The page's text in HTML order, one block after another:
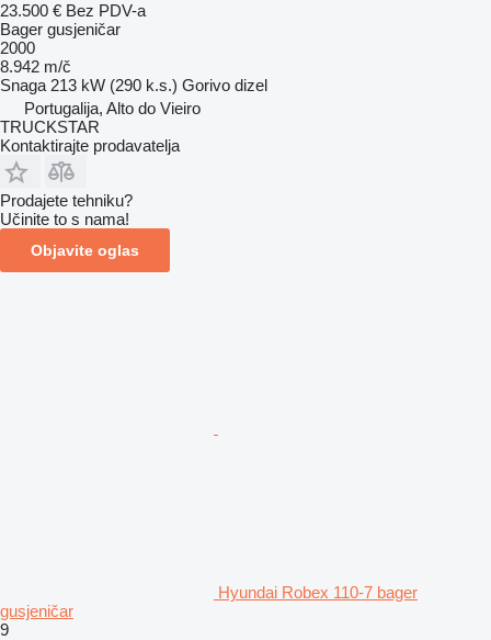
23.500 € Bez PDV-a
Bager gusjeničar
2000
8.942 m/č
Snaga 213 kW (290 k.s.) Gorivo dizel
Portugalija, Alto do Vieiro
TRUCKSTAR
Kontaktirajte prodavatelja
Prodajete tehniku?
Učinite to s nama!
Objavite oglas
Hyundai Robex 110-7 bager
gusjeničar
9